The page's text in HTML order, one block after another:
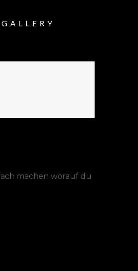
GALLERY
machen worauf du